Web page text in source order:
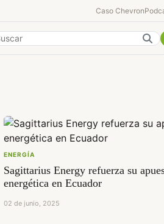
Caso Chevron
Colombia
ENERGÍA
Sagittarius Energy refuerza su
energética en Ecuador
02 de junio, 2025